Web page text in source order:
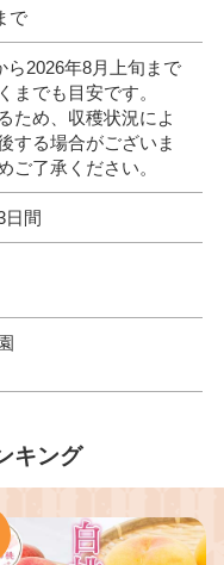
で
ら2026年8月上旬まで
までも目安です。
ため、収穫状況によ
する場合がございま
ご了承ください。
日間
キング